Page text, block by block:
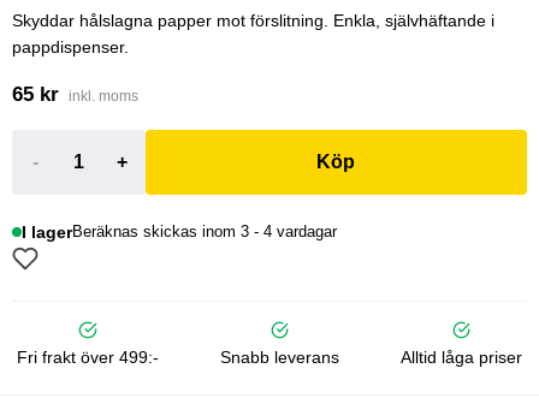
Skyddar hålslagna papper mot förslitning. Enkla, självhäftande i
pappdispenser.
65 kr inkl. moms
- + Köp
I lagerBeräknas skickas inom 3 - 4 vardagar
Fri frakt över 499:- Snabb leverans Alltid låga priser